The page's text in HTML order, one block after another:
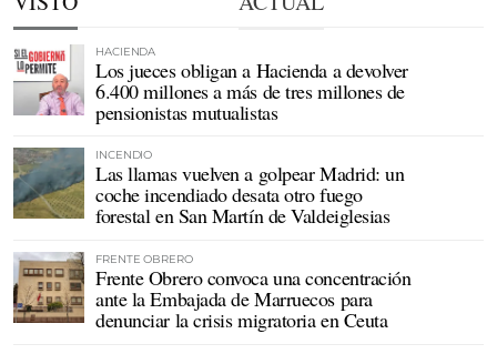
HACIENDA
Los jueces obligan a Hacienda a devolver
6.400 millones a más de tres millones de
pensionistas mutualistas
INCENDIO
Las llamas vuelven a golpear Madrid: un
coche incendiado desata otro fuego
forestal en San Martín de Valdeiglesias
FRENTE OBRERO
Frente Obrero convoca una concentración
ante la Embajada de Marruecos para
denunciar la crisis migratoria en Ceuta